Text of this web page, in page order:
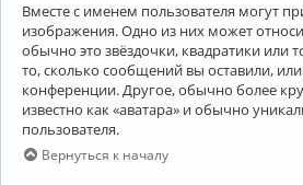
Вместе с именем пользователя могут
изображения. Одно из них может
обычно это звёздочки, квадратики или
то, сколько сообщений вы оставили,
конференции. Другое, обычно более
известно как «аватара» и обычно
пользователя.
Вернуться к началу